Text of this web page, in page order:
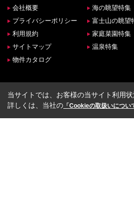
会社概要
プライバシーポリシー
利用規約
サイトマップ
物件カタログ
海の眺望特集
富士山の眺望
家庭菜園特集
温泉特集
当サイトでは、お客様の当サイト利用
詳しくは、当社の 「Cookieの取扱いについ